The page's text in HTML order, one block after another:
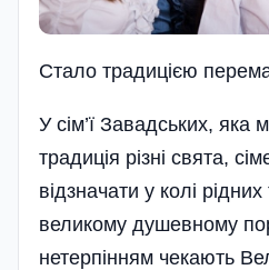
Стало традицією
У сім’ї Завадських, яка
традиція різні свята,
відзначати у колі
великому душевному
нетерпінням чекають